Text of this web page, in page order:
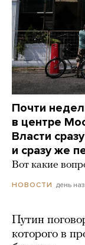
Почти
в центре
Власти
и сразу же
Вот какие
НОВОСТИ день
Путин
которого в